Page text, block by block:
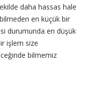
daha hassas hale
en küçük bir
durumunda en düşük
işlem size
bilmemiz